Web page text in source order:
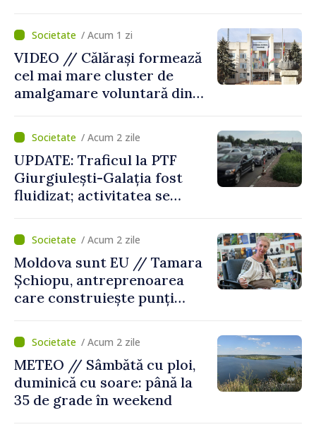
/ Acum 1 zi
VIDEO // Călărași formează
cel mai mare cluster de
amalgamare voluntară din
orășenesc a aprobat decizia
finală
/ Acum 2 zile
UPDATE: Traficul la PTF
Giurgiulești-Galația fost
fluidizat; activitatea se
normale
/ Acum 2 zile
Moldova sunt EU // Tamara
Șchiopu, antreprenoarea
care construiește punți
Republica Moldova
/ Acum 2 zile
METEO // Sâmbătă cu ploi,
duminică cu soare: până la
35 de grade în weekend